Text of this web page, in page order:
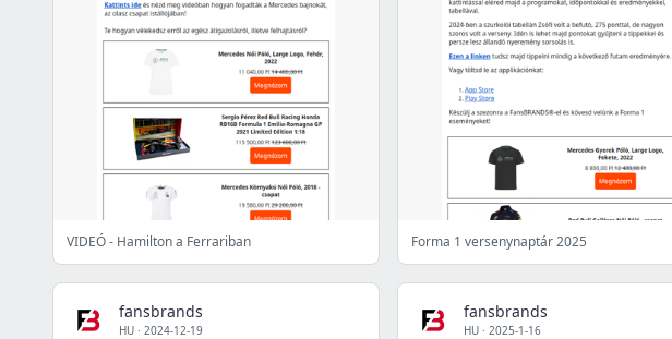
VIDEÓ - Hamilton a Ferrariban Forma 1 versenynaptár 2025
fansbrands
HU · 2024-12-19
fansbrands
HU · 2025-1-16